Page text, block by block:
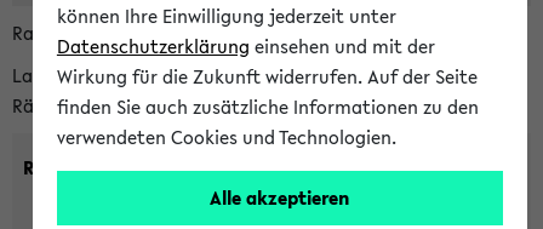
Raumanfragen:
raumvergabe@uni-bielefeld.de
Lassen Sie sich alle Räume anzeigen oder suchen Sie nach
Räumen mit bestimmten Eigenschaften:
Raumkriterien:
können Ihre Einwilligung jederzeit unter
Datenschutzerklärung einsehen und mit der
Wirkung für die Zukunft widerrufen. Auf der Seite
finden Sie auch zusätzliche Informationen zu den
verwendeten Cookies und Technologien.
Alle akzeptieren